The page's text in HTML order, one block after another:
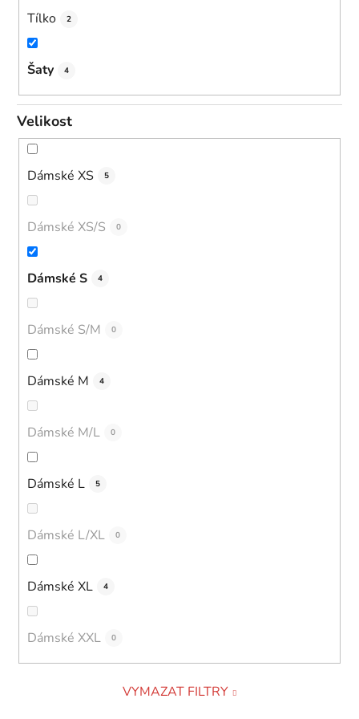
Tílko 2
Šaty 4
Velikost
Dámské XS 5
Dámské XS/S 0
Dámské S 4
Dámské S/M 0
Dámské M 4
Dámské M/L 0
Dámské L 5
Dámské L/XL 0
Dámské XL 4
Dámské XXL 0
VYMAZAT FILTRY